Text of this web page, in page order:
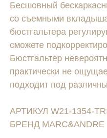
Бесшовный
со съемными
бюстгальтера
сможете
Бюстгальтер
практически не
подходит под
АРТИКУЛ W21-1354-
БРЕНД MARC&ANDRE